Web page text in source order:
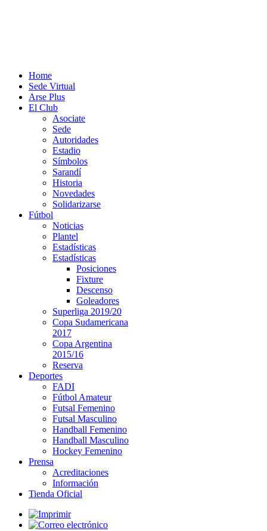
Home
Sede Virtual
Arse Plus
El Club
Asociate
Sede
Autoridades
Estadio
Símbolos
Sarandí
Historia
Novedades
Solidarizarse
Fútbol
Noticias
Plantel
Estadísticas
Estadísticas
Posiciones
Fixture
Descenso
Goleadores
Superliga 2019/20
Copa Sudamericana
2017
Copa Argentina
2015/16
Reserva
Deportes
FADI
Fútbol Amateur
Futsal Femenino
Futsal Masculino
Handball Femenino
Handball Masculino
Hockey Femenino
Prensa
Acreditaciones
Información
Tienda Oficial